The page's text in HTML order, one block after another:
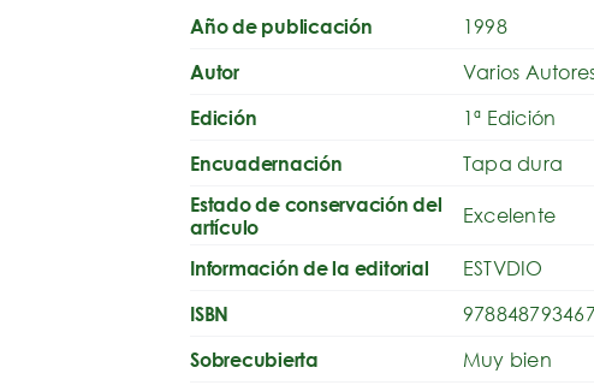
Año de publicación 1998
Autor Varios
Edición 1ª Edición
Encuadernación Tapa dura
Estado de conservación del
artículo
Excelente
Información de la editorial ESTVDIO
ISBN
Sobrecubierta Muy bien